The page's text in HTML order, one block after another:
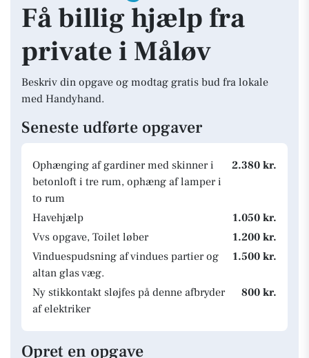
Få billig hjælp fra
private i Måløv
Beskriv din opgave og modtag gratis bud fra lokale
med Handyhand.
Seneste udførte opgaver
Ophænging af gardiner med skinner i
betonloft i tre rum, ophæng af lamper i
to rum
2.380 kr.
Havehjælp
1.050 kr.
Vvs opgave, Toilet løber
1.200 kr.
Vinduespudsning af vindues partier og
altan glas væg.
1.500 kr.
Ny stikkontakt sløjfes på denne afbryder
af elektriker
800 kr.
Opret en opgave